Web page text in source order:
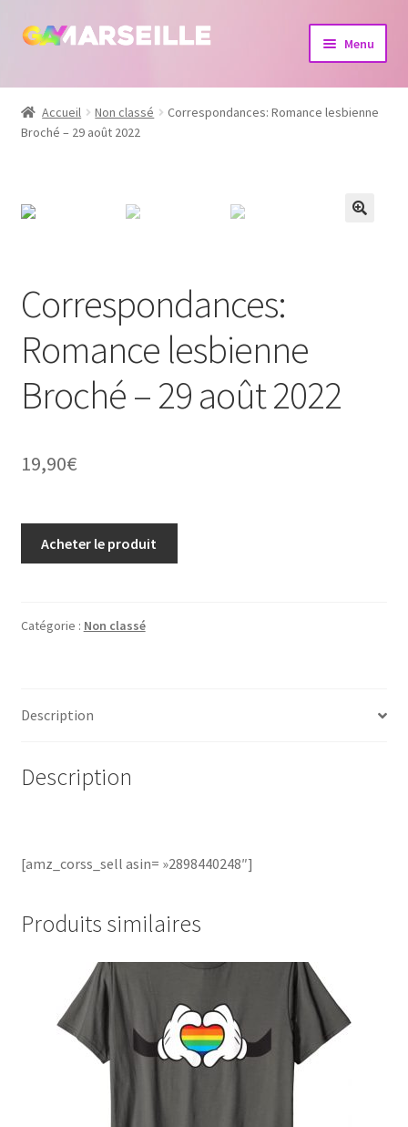
Aller
navigation
Aller
Menu
Boutique
Bijoux
Accueil Non classé
Correspondances: Romance lesbienne
Broché – 29 août 2022
Correspondances:
Romance lesbienne
Broché – 29 août 2022
19,90€
Acheter le produit
Catégorie : Non classé
Description
Description
[amz_corss_sell asin= »2898440248″]
Produits similaires